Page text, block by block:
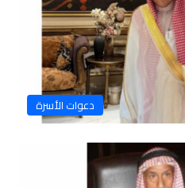
دعوات الأسرة